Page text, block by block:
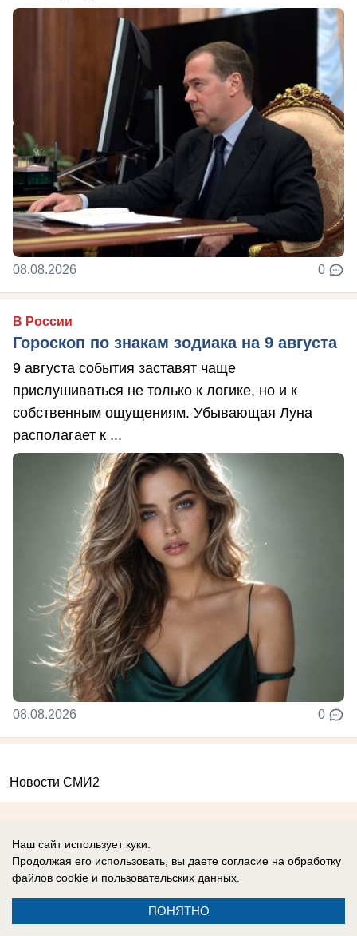
08.08.2026 0
В России
Гороскоп по знакам зодиака на 9 августа
9 августа события заставят чаще
прислушиваться не только к логике, но и к
собственным ощущениям. Убывающая Луна
располагает к ...
08.08.2026 0
Новости СМИ2
Реклама на сайте
Вакансии
Наш сайт использует куки.
Продолжая его использовать, вы даете согласие на обработку
файлов cookie и пользовательских данных.
ПОНЯТНО